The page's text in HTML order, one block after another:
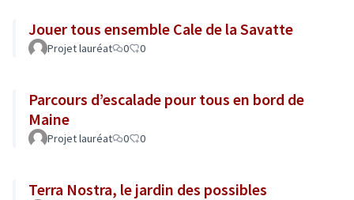
Jouer tous ensemble Cale de la Savatte
Projet lauréat 0 0
Parcours d’escalade pour tous en bord de
Maine
Projet lauréat 0 0
Terra Nostra, le jardin des possibles